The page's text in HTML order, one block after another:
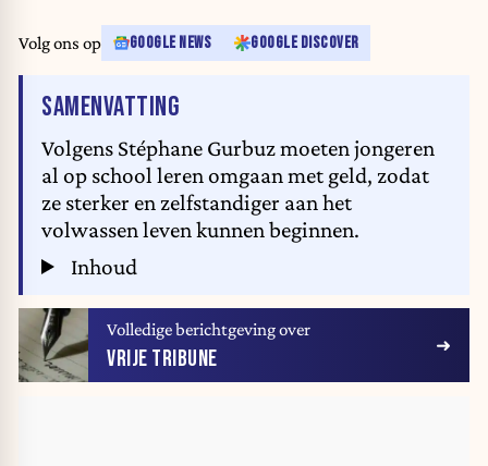
Volg ons op GOOGLE NEWS GOOGLE DISCOVER
SAMENVATTING
Volgens Stéphane Gurbuz moeten jongeren
al op school leren omgaan met geld, zodat
ze sterker en zelfstandiger aan het
volwassen leven kunnen beginnen.
Inhoud
Volledige berichtgeving over
VRIJE TRIBUNE